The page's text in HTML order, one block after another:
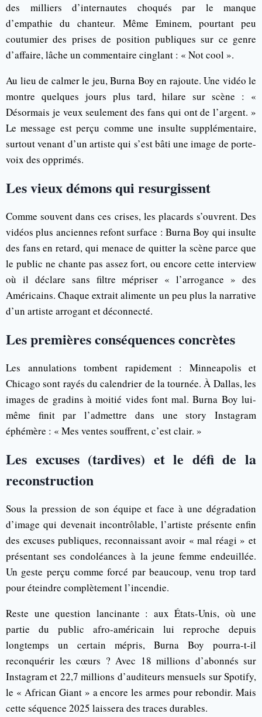
des milliers d’internautes choqués par le manque
d’empathie du chanteur. Même Eminem, pourtant peu
coutumier des prises de position publiques sur ce genre
d’affaire, lâche un commentaire cinglant : « Not cool ».
Au lieu de calmer le jeu, Burna Boy en rajoute. Une vidéo le
montre quelques jours plus tard, hilare sur scène : «
Désormais je veux seulement des fans qui ont de l’argent. »
Le message est perçu comme une insulte supplémentaire,
surtout venant d’un artiste qui s’est bâti une image de porte-
voix des opprimés.
Les vieux démons qui resurgissent
Comme souvent dans ces crises, les placards s’ouvrent. Des
vidéos plus anciennes refont surface : Burna Boy qui insulte
des fans en retard, qui menace de quitter la scène parce que
le public ne chante pas assez fort, ou encore cette interview
où il déclare sans filtre mépriser « l’arrogance » des
Américains. Chaque extrait alimente un peu plus la narrative
d’un artiste arrogant et déconnecté.
Les premières conséquences concrètes
Les annulations tombent rapidement : Minneapolis et
Chicago sont rayés du calendrier de la tournée. À Dallas, les
images de gradins à moitié vides font mal. Burna Boy lui-
même finit par l’admettre dans une story Instagram
éphémère : « Mes ventes souffrent, c’est clair. »
Les excuses (tardives) et le défi de la
reconstruction
Sous la pression de son équipe et face à une dégradation
d’image qui devenait incontrôlable, l’artiste présente enfin
des excuses publiques, reconnaissant avoir « mal réagi » et
présentant ses condoléances à la jeune femme endeuillée.
Un geste perçu comme forcé par beaucoup, venu trop tard
pour éteindre complètement l’incendie.
Reste une question lancinante : aux États-Unis, où une
partie du public afro-américain lui reproche depuis
longtemps un certain mépris, Burna Boy pourra-t-il
reconquérir les cœurs ? Avec 18 millions d’abonnés sur
Instagram et 22,7 millions d’auditeurs mensuels sur Spotify,
le « African Giant » a encore les armes pour rebondir. Mais
cette séquence 2025 laissera des traces durables.